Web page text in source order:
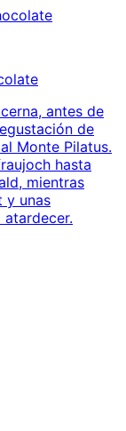
antes de
de
Monte Pilatus.
hasta
mientras
y unas